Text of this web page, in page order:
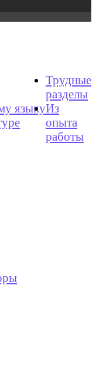
языку
Трудные
разделы
Из
опыта
работы